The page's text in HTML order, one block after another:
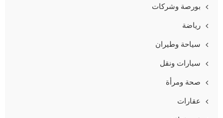
بورصة وشركات
رياضة
سياحة وطيران
سيارات ونقل
صحة ومرأة
عقارات